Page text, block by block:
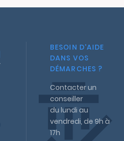
BESOIN D'AIDE
DANS VOS
DÉMARCHES ?
Contacter un
conseiller
du lundi au
vendredi, de 9h à
17h